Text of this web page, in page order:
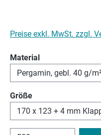
Preise exkl. MwSt. zzgl.
Materialauswählen
Größeauswählen